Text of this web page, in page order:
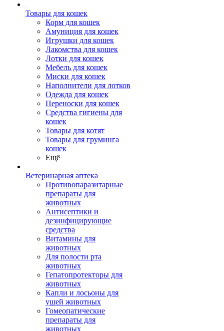
Товары для кошек
Корм для кошек
Амуниция для кошек
Игрушки для кошек
Лакомства для кошек
Лотки для кошек
Мебель для кошек
Миски для кошек
Наполнители для лотков
Одежда для кошек
Переноски для кошек
Средства гигиены для
кошек
Товары для котят
Товары для груминга
кошек
Ещё
Ветеринарная аптека
Противопаразитарные
препараты для
животных
Антисептики и
дезинфицирующие
средства
Витамины для
животных
Для полости рта
животных
Гепатопротекторы для
животных
Капли и лосьоны для
ушей животных
Гомеопатические
препараты для
животных